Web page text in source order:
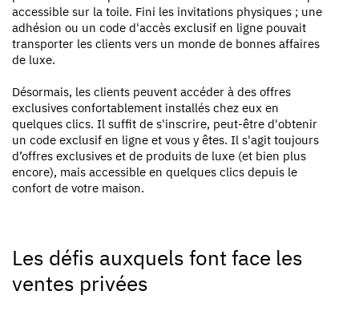
accessible sur la toile. Fini les invitations physiques ; une
adhésion ou un code d'accès exclusif en ligne pouvait
transporter les clients vers un monde de bonnes affaires
de luxe.
Désormais, les clients peuvent accéder à des offres
exclusives confortablement installés chez eux en
quelques clics. Il suffit de s'inscrire, peut-être d'obtenir
un code exclusif en ligne et vous y êtes. Il s'agit toujours
d’offres exclusives et de produits de luxe (et bien plus
encore), mais accessible en quelques clics depuis le
confort de votre maison.
Les défis auxquels font face les
ventes privées